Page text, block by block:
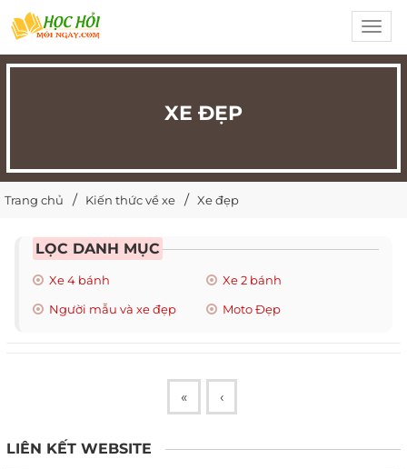
XE ĐẸP
Trang chủ Kiến thức về xe Xe đẹp
LỌC DANH MỤC
Xe 4 bánh
Xe 2 bánh
Người mẫu và xe đẹp
Moto Đẹp
« ‹
LIÊN KẾT WEBSITE